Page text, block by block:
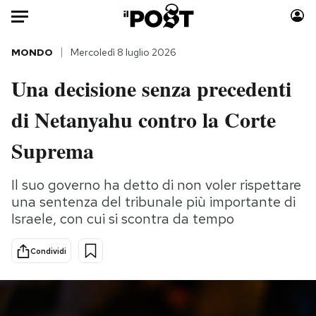
Auto
HOME
Italia
Politica
Internet
Scienza
Cultura
Economia
Sport
Moda
Storie/Idee
Ok Boomer!
Media
Mondiali calcio 2026
MONDO Mercoledì 8 luglio 2026
Una decisione senza precedenti
di Netanyahu contro la Corte
Suprema
Il suo governo ha detto di non voler rispettare
una sentenza del tribunale più importante di
Israele, con cui si scontra da tempo
Condividi